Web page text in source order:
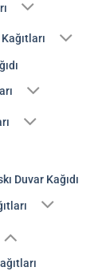
Duvar Kağıdı